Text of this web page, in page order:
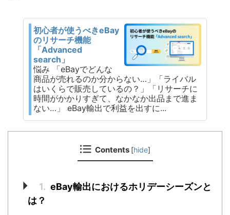
初心者が使うべきeBay
のリサーチ機能
「Advanced
search」
悩み 「eBayでどんな
商品が売れるのか分からない…」「ライバル
はいくらで販売しているの？」「リサーチに
時間がかかりすぎて、なかなか出品まで進ま
ない…」 eBay輸出で利益を出すに...
Contents [hide]
1. eBay輸出におけるホリデーシーズンと
は？